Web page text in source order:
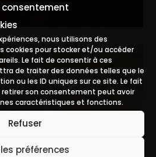
consentement
nous utilisons des
cookies pour stocker et/ou accéder
Le fait de consentir à ces
de traiter des données telles que le
ou les ID uniques sur ce site. Le fait
son consentement peut avoir
caractéristiques et fonctions.
Refuser
préférences